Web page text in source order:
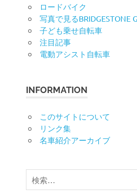
ロードバイク
写真で見るBRIDGESTONE
子ども乗せ自転車
注目記事
電動アシスト自転車
INFORMATION
このサイトについて
リンク集
名車紹介アーカイブ
検
索